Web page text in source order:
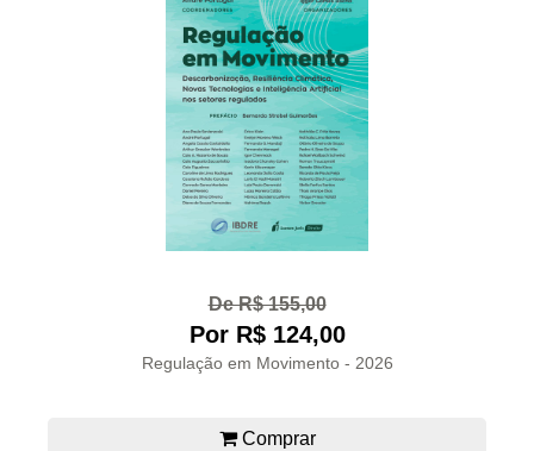
De R$ 155,00
Por R$ 124,00
Regulação em Movimento - 2026
Comprar